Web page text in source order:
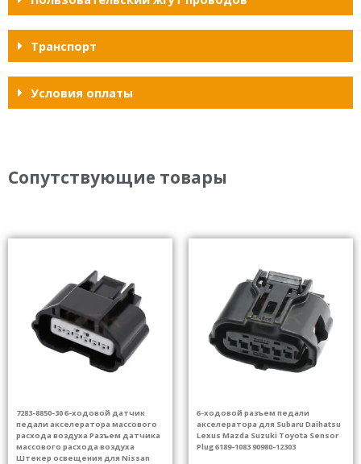
Транспорт
Условия оплаты
Сопутствующие товары
7283-8850-30 6-ходовой датчик
педали акселератора массового
расхода воздуха Разъем датчика
массового расхода воздуха
Штекер освещения для Nissan
6-ходовой разъем педали
акселератора для Subaru Daihatsu
Lexus Mazda Suzuki Toyota Sensor
Plug 6189-1083 90980-12303